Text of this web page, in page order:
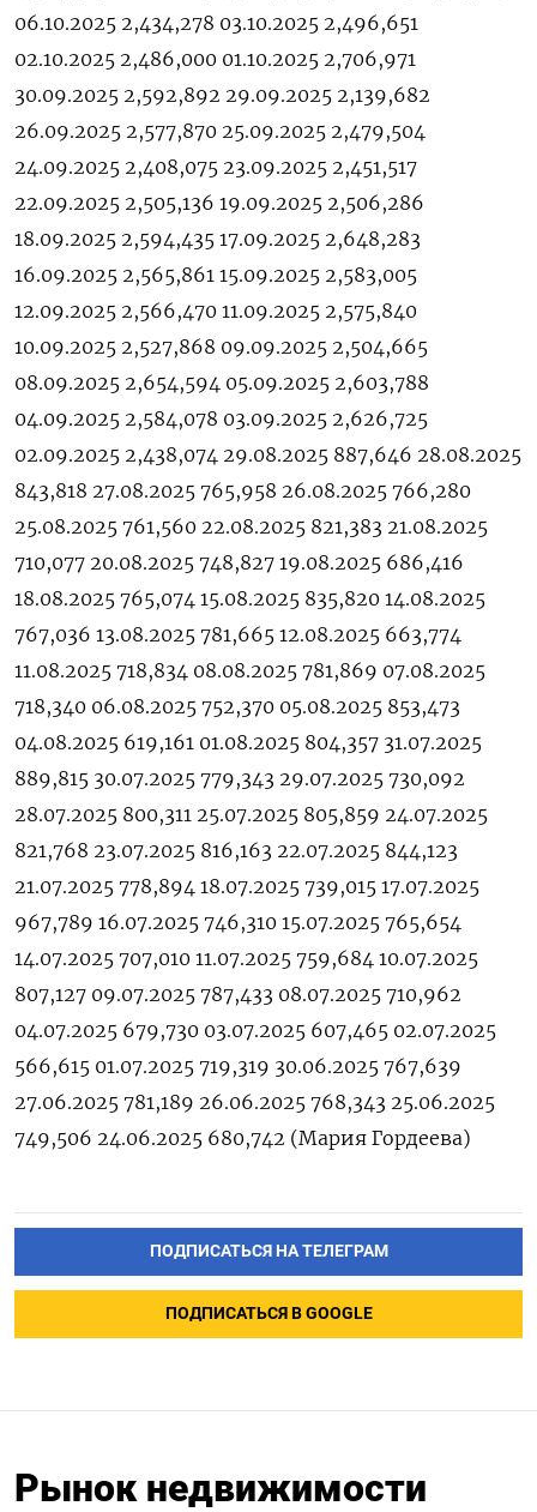
06.10.2025 2,434,278 03.10.2025 2,496,651
02.10.2025 2,486,000 01.10.2025 2,706,971
30.09.2025 2,592,892 29.09.2025 2,139,682
26.09.2025 2,577,870 25.09.2025 2,479,504
24.09.2025 2,408,075 23.09.2025 2,451,517
22.09.2025 2,505,136 19.09.2025 2,506,286
18.09.2025 2,594,435 17.09.2025 2,648,283
16.09.2025 2,565,861 15.09.2025 2,583,005
12.09.2025 2,566,470 11.09.2025 2,575,840
10.09.2025 2,527,868 09.09.2025 2,504,665
08.09.2025 2,654,594 05.09.2025 2,603,788
04.09.2025 2,584,078 03.09.2025 2,626,725
02.09.2025 2,438,074 29.08.2025 887,646 28.08.2025
843,818 27.08.2025 765,958 26.08.2025 766,280
25.08.2025 761,560 22.08.2025 821,383 21.08.2025
710,077 20.08.2025 748,827 19.08.2025 686,416
18.08.2025 765,074 15.08.2025 835,820 14.08.2025
767,036 13.08.2025 781,665 12.08.2025 663,774
11.08.2025 718,834 08.08.2025 781,869 07.08.2025
718,340 06.08.2025 752,370 05.08.2025 853,473
04.08.2025 619,161 01.08.2025 804,357 31.07.2025
889,815 30.07.2025 779,343 29.07.2025 730,092
28.07.2025 800,311 25.07.2025 805,859 24.07.2025
821,768 23.07.2025 816,163 22.07.2025 844,123
21.07.2025 778,894 18.07.2025 739,015 17.07.2025
967,789 16.07.2025 746,310 15.07.2025 765,654
14.07.2025 707,010 11.07.2025 759,684 10.07.2025
807,127 09.07.2025 787,433 08.07.2025 710,962
04.07.2025 679,730 03.07.2025 607,465 02.07.2025
566,615 01.07.2025 719,319 30.06.2025 767,639
27.06.2025 781,189 26.06.2025 768,343 25.06.2025
749,506 24.06.2025 680,742 (Мария Гордеева)
ПОДПИСАТЬСЯ НА ТЕЛЕГРАМ
ПОДПИСАТЬСЯ В GOOGLE
Рынок недвижимости